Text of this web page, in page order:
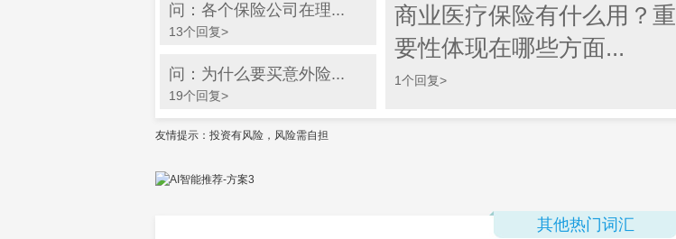
问：各个保险公司在理...
13个回复>
问：为什么要买意外险...
19个回复>
商业医疗保险有什么用？重
要性体现在哪些方面...
1个回复>
友情提示：投资有风险，风险需自担
其他热门词汇